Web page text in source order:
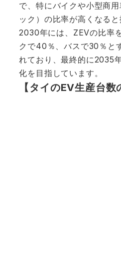
で、特にバイクや小型商
ック）の比率が高くなると
2030年には、ZEVの比率
クで40％、バスで30％と
れており、最終的に2035
化を目指しています。
【タイのEV生産台数